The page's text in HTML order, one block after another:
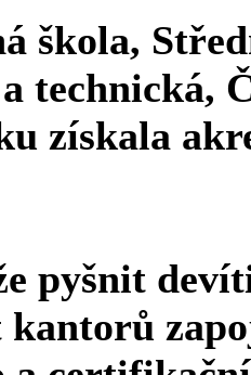
škola,
technická,
získala
pyšnit
kantorů